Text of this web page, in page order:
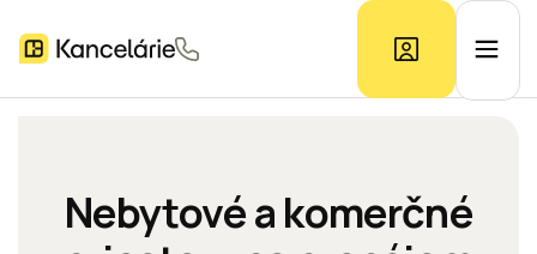
Prieskum trhu
Nebytové a komerčné